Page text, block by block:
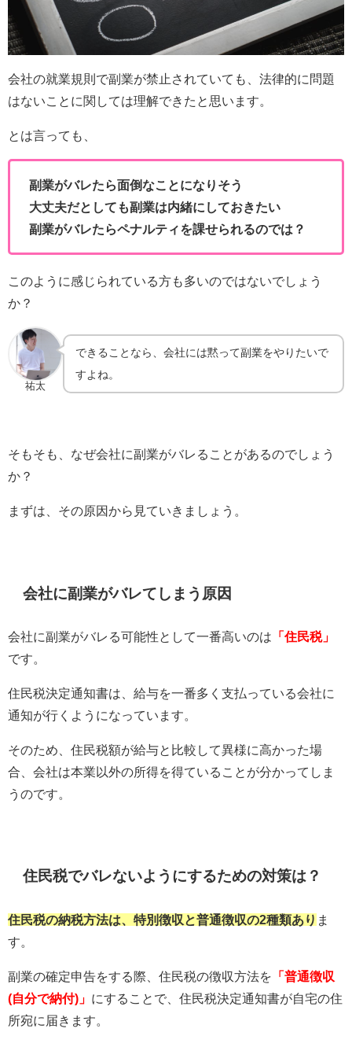
会社の就業規則で副業が禁止されていても、法律的に問題
はないことに関しては理解できたと思います。
とは言っても、
副業がバレたら面倒なことになりそう
大丈夫だとしても副業は内緒にしておきたい
副業がバレたらペナルティを課せられるのでは？
このように感じられている方も多いのではないでしょう
か？
祐太
できることなら、会社には黙って副業をやりたいで
すよね。
そもそも、なぜ会社に副業がバレることがあるのでしょう
か？
まずは、その原因から見ていきましょう。
会社に副業がバレてしまう原因
会社に副業がバレる可能性として一番高いのは 「住民税」
です。
住民税決定通知書は、給与を一番多く支払っている会社に
通知が行くようになっています。
そのため、住民税額が給与と比較して異様に高かった場
合、会社は本業以外の所得を得ていることが分かってしま
うのです。
住民税でバレないようにするための対策は？
住民税の納税方法は、特別徴収と普通徴収の2種類あり ま
す。
副業の確定申告をする際、住民税の徴収方法を 「普通徴収
(自分で納付)」 にすることで、住民税決定通知書が自宅の住
所宛に届きます。